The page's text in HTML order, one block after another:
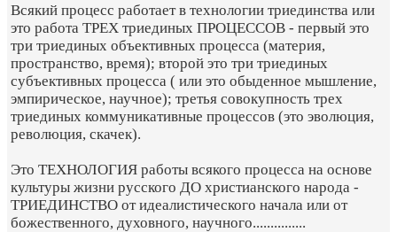
Всякий процесс работает в технологии триединства или
это работа ТРЕХ триединых ПРОЦЕССОВ - первый это
три триединых объективных процесса (материя,
пространство, время); второй это три триединых
субъективных процесса ( или это обыденное мышление,
эмпирическое, научное); третья совокупность трех
триединых коммуникативные процессов (это эволюция,
революция, скачек).
Это ТЕХНОЛОГИЯ работы всякого процесса на основе
культуры жизни русского ДО христианского народа -
ТРИЕДИНСТВО от идеалистического начала или от
божественного, духовного, научного...............